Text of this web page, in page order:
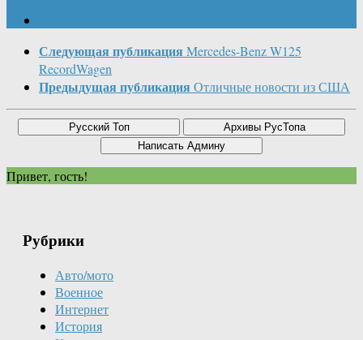
Следующая публикация Mercedes-Benz W125
RecordWagen
Предыдущая публикация Отличные новости из США
Привет, гость!
Рубрики
Авто/мото
Военное
Интернет
История